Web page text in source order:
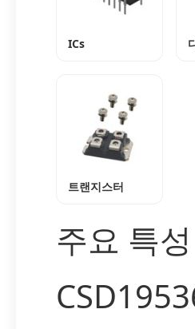
ICs
트랜지스터
주요 특성